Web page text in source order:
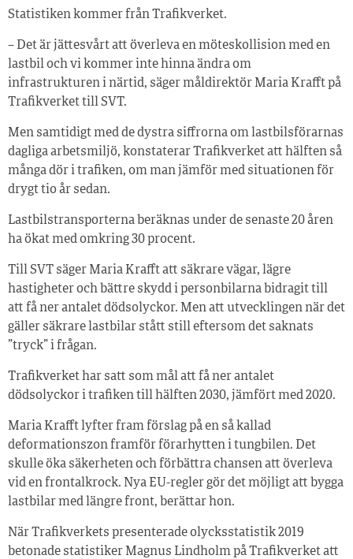
Statistiken kommer från Trafikverket.
– Det är jättesvårt att överleva en möteskollision med en
lastbil och vi kommer inte hinna ändra om
infrastrukturen i närtid, säger måldirektör Maria Krafft på
Trafikverket till SVT.
Men samtidigt med de dystra siffrorna om lastbilsförarnas
dagliga arbetsmiljö, konstaterar Trafikverket att hälften så
många dör i trafiken, om man jämför med situationen för
drygt tio år sedan.
Lastbilstransporterna beräknas under de senaste 20 åren
ha ökat med omkring 30 procent.
Till SVT säger Maria Krafft att säkrare vägar, lägre
hastigheter och bättre skydd i personbilarna bidragit till
att få ner antalet dödsolyckor. Men att utvecklingen när det
gäller säkrare lastbilar stått still eftersom det saknats
”tryck” i frågan.
Trafikverket har satt som mål att få ner antalet
dödsolyckor i trafiken till hälften 2030, jämfört med 2020.
Maria Krafft lyfter fram förslag på en så kallad
deformationszon framför förarhytten i tungbilen. Det
skulle öka säkerheten och förbättra chansen att överleva
vid en frontalkrock. Nya EU-regler gör det möjligt att bygga
lastbilar med längre front, berättar hon.
När Trafikverkets presenterade olycksstatistik 2019
betonade statistiker Magnus Lindholm på Trafikverket att